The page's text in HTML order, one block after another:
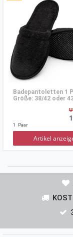
Badepantoletten 1
Größe: 38/42 oder
1 Paar
Artikel